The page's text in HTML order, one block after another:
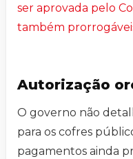
ser aprovada pelo
também
Autorização
O governo não
para os cofres
pagamentos ainda